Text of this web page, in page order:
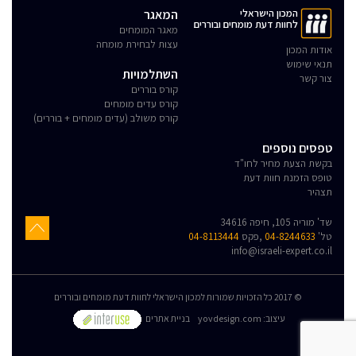
המכון הישראלי
לחוות דעת מומחים ובוררים
אודות המכון
תנאי שימוש
צור קשר
המאגר
מאגר המומחים
עצות לבחירת מומחה
השתלמויות
קורס בוררים
קורס עדים מומחים
קורס משולב (עדים מומחים + בוררים)
טפסים נוספים
בקשת הצעת מחיר לחו"ד
טופס הזמנת חוות דעת
תצהיר
שד' מוריה 105, חיפה 34616
טל' 04-8244633 ,פקס 04-8113444
info@israeli-expert.co.il
© 2017 כל הזכויות שמורות למכון הישראלי לחוות דעת מומחים ובוררים
בניית אתרים
yovdesign.com :עיצוב